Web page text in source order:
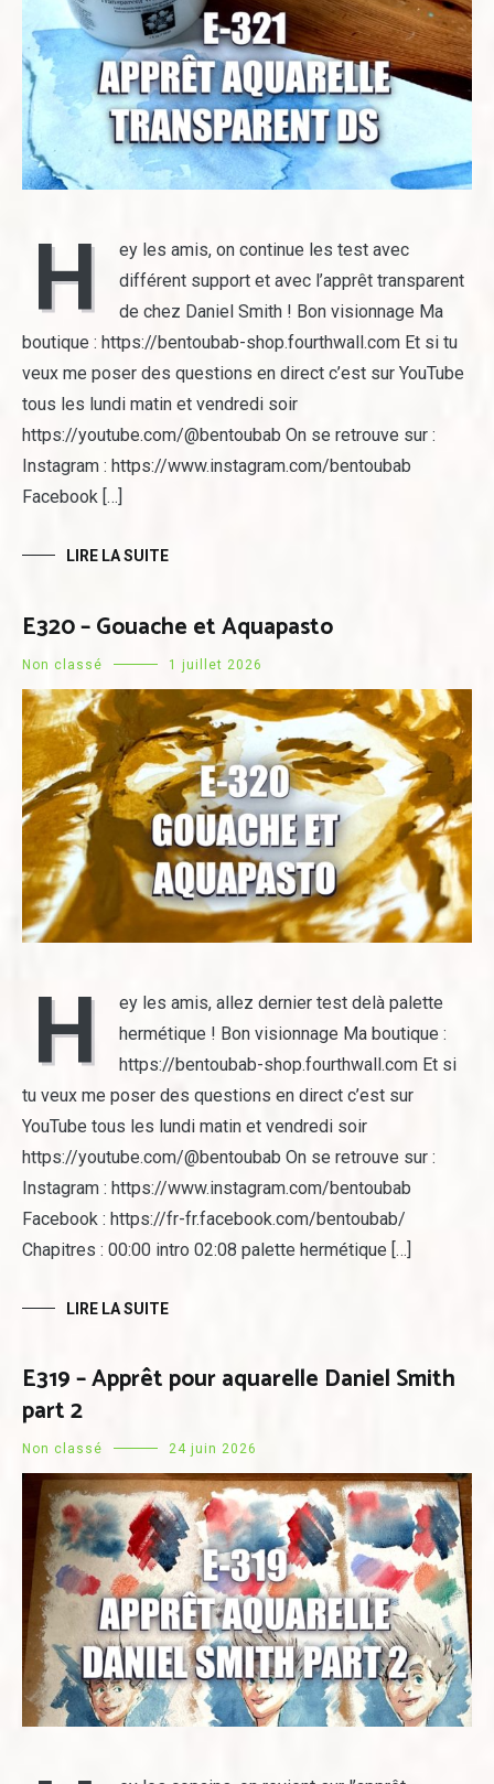
H
ey les amis, on continue les test avec
différent support et avec l’apprêt transparent
de chez Daniel Smith ! Bon visionnage Ma
boutique : https://bentoubab-shop.fourthwall.com Et si tu
veux me poser des questions en direct c’est sur YouTube
tous les lundi matin et vendredi soir
https://youtube.com/@bentoubab On se retrouve sur :
Instagram : https://www.instagram.com/bentoubab
Facebook […]
LIRE LA SUITE
E320 – Gouache et Aquapasto
Non classé 1 juillet 2026
H
ey les amis, allez dernier test delà palette
hermétique ! Bon visionnage Ma boutique :
https://bentoubab-shop.fourthwall.com Et si
tu veux me poser des questions en direct c’est sur
YouTube tous les lundi matin et vendredi soir
https://youtube.com/@bentoubab On se retrouve sur :
Instagram : https://www.instagram.com/bentoubab
Facebook : https://fr-fr.facebook.com/bentoubab/
Chapitres : 00:00 intro 02:08 palette hermétique […]
LIRE LA SUITE
E319 – Apprêt pour aquarelle Daniel Smith
part 2
Non classé 24 juin 2026